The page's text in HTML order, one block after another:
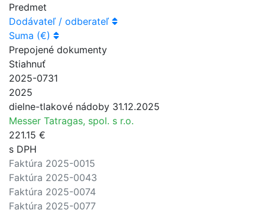
Predmet
Dodávateľ / odberateľ
Suma (€)
Prepojené dokumenty
Stiahnuť
2025-0731
2025
dielne-tlakové nádoby 31.12.2025
Messer Tatragas, spol. s r.o.
221.15 €
s DPH
Faktúra 2025-0015
Faktúra 2025-0043
Faktúra 2025-0074
Faktúra 2025-0077